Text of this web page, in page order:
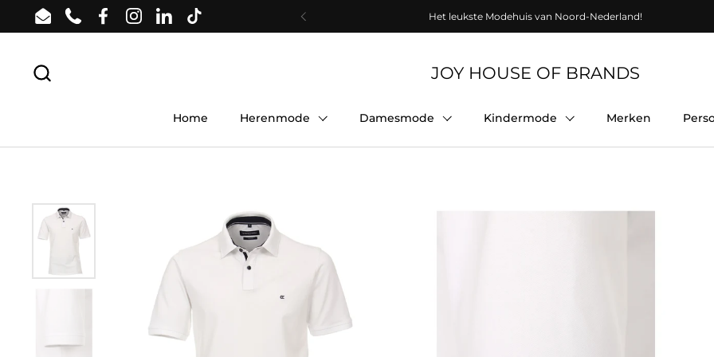
Ga naar content
EmailPhoneFacebookInstagram
LinkedInTikTok Vorige Het leukste Modehuis van Noord-Nederland!
JOY HOUSE OF BRANDS
Home Herenmode Damesmode Kindermode Merken